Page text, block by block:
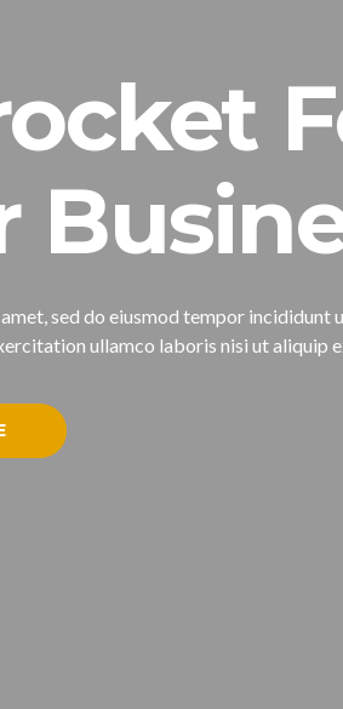
sed do eiusmod tempor incididunt
ullamco laboris nisi ut aliquip